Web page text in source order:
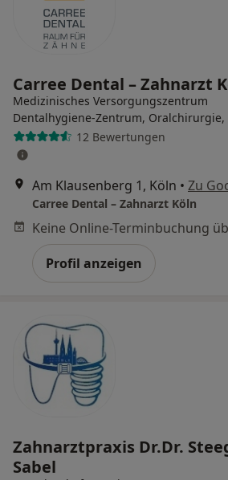
Carree Dental – Zahnarzt
Medizinisches Versorgungszentrum
Dentalhygiene-Zentrum, Oralchirurgie,
12 Bewertungen
Am Klausenberg 1, Köln • Zu
Carree Dental – Zahnarzt Köln
Profil anzeigen
Zahnarztpraxis Dr.Dr.
Sabel